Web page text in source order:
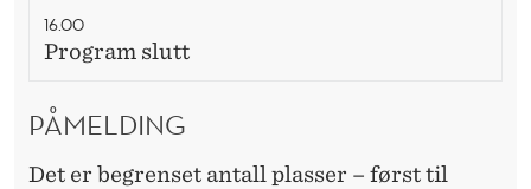
16.00
Program slutt
PÅMELDING
Det er begrenset antall plasser – først til